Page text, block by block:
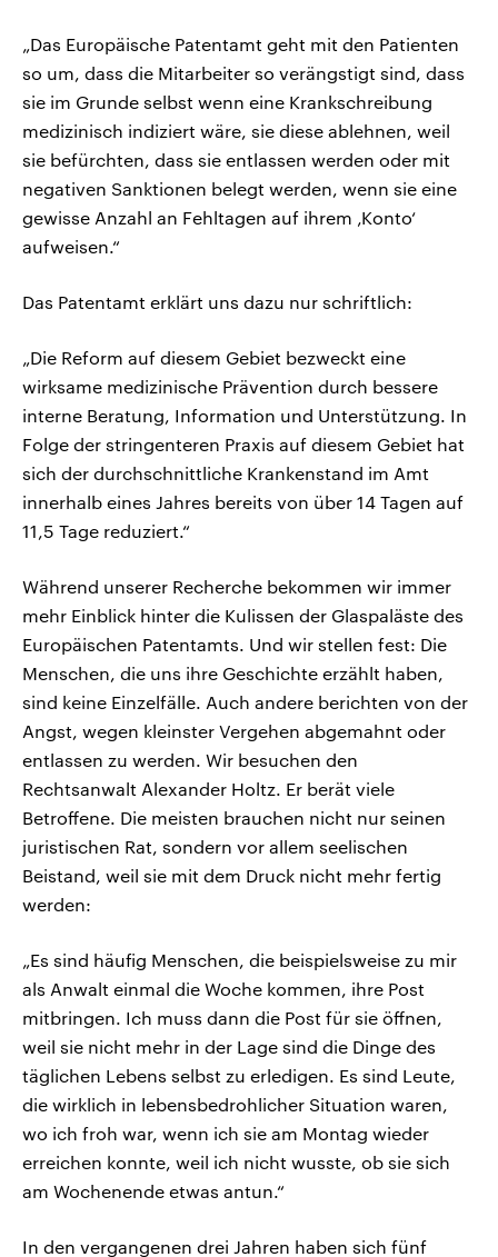
„Das Europäische Patentamt geht mit den Patienten
so um, dass die Mitarbeiter so verängstigt sind, dass
sie im Grunde selbst wenn eine Krankschreibung
medizinisch indiziert wäre, sie diese ablehnen, weil
sie befürchten, dass sie entlassen werden oder mit
negativen Sanktionen belegt werden, wenn sie eine
gewisse Anzahl an Fehltagen auf ihrem ‚Konto‘
aufweisen.“
Das Patentamt erklärt uns dazu nur schriftlich:
„Die Reform auf diesem Gebiet bezweckt eine
wirksame medizinische Prävention durch bessere
interne Beratung, Information und Unterstützung. In
Folge der stringenteren Praxis auf diesem Gebiet hat
sich der durchschnittliche Krankenstand im Amt
innerhalb eines Jahres bereits von über 14 Tagen auf
11,5 Tage reduziert.“
Während unserer Recherche bekommen wir immer
mehr Einblick hinter die Kulissen der Glaspaläste des
Europäischen Patentamts. Und wir stellen fest: Die
Menschen, die uns ihre Geschichte erzählt haben,
sind keine Einzelfälle. Auch andere berichten von der
Angst, wegen kleinster Vergehen abgemahnt oder
entlassen zu werden. Wir besuchen den
Rechtsanwalt Alexander Holtz. Er berät viele
Betroffene. Die meisten brauchen nicht nur seinen
juristischen Rat, sondern vor allem seelischen
Beistand, weil sie mit dem Druck nicht mehr fertig
werden:
„Es sind häufig Menschen, die beispielsweise zu mir
als Anwalt einmal die Woche kommen, ihre Post
mitbringen. Ich muss dann die Post für sie öffnen,
weil sie nicht mehr in der Lage sind die Dinge des
täglichen Lebens selbst zu erledigen. Es sind Leute,
die wirklich in lebensbedrohlicher Situation waren,
wo ich froh war, wenn ich sie am Montag wieder
erreichen konnte, weil ich nicht wusste, ob sie sich
am Wochenende etwas antun.“
In den vergangenen drei Jahren haben sich fünf